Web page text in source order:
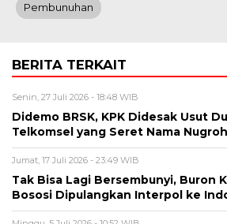
Pembunuhan
BERITA TERKAIT
Senin, 27 Juli 2026 - 18:48 WIB
Didemo BRSK, KPK Didesak Usut
Telkomsel yang Seret Nama
Jumat, 17 Juli 2026 - 23:49 WIB
Tak Bisa Lagi Bersembunyi, Buron
Bososi Dipulangkan Interpol ke